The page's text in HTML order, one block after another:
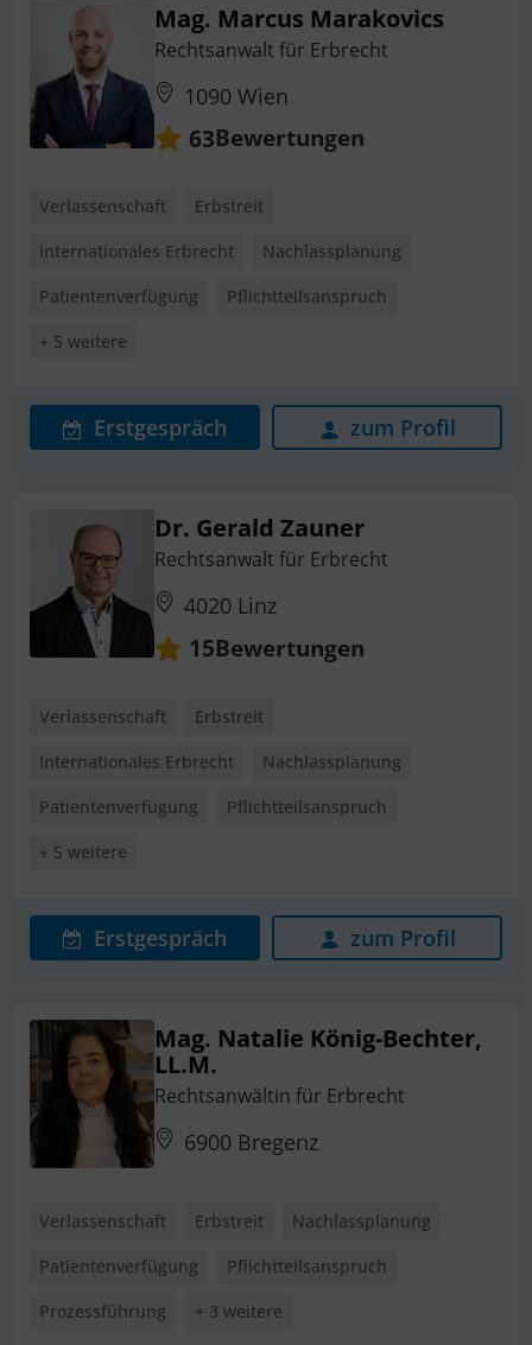
Mag. Marcus Marakovics
Rechtsanwalt für Erbrecht
1090 Wien
63Bewertungen
Verlassenschaft
Erbstreit
Internationales Erbrecht
Nachlassplanung
Patientenverfügung
Pflichtteilsanspruch
+ 5 weitere
Erstgespräch zum Profil
Dr. Gerald Zauner
Rechtsanwalt für Erbrecht
4020 Linz
15Bewertungen
Verlassenschaft
Erbstreit
Internationales Erbrecht
Nachlassplanung
Patientenverfügung
Pflichtteilsanspruch
+ 5 weitere
Erstgespräch zum Profil
Mag. Natalie König-Bechter,
LL.M.
Rechtsanwältin für Erbrecht
6900 Bregenz
Verlassenschaft Erbstreit
Nachlassplanung
Patientenverfügung
Pflichtteilsanspruch
Prozessführung
+ 3 weitere